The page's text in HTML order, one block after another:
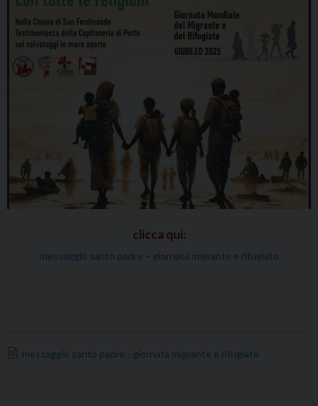
clicca qui:
messaggio santo padre – giornata migrante e rifugiato
messaggio santo padre - giornata migrante e rifugiato